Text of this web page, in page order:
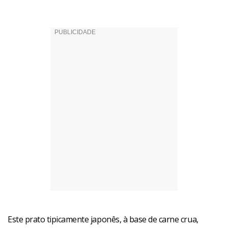
Este prato tipicamente japonês, à base de carne crua,